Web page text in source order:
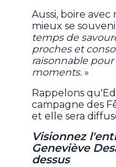
Aussi, boire
mieux se
temps de
proches et
raisonnable
moments. »
Rappelons
campagne des
et elle sera
Visionnez
Geneviève
dessus